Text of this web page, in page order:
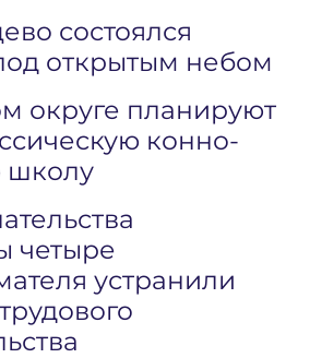
состоялся
открытым небом
округе планируют
конно-
школу
четыре
устранили